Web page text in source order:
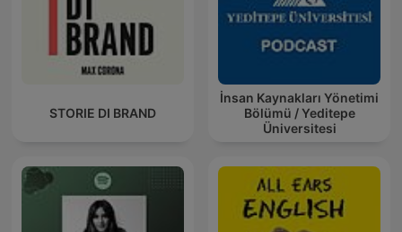
STORIE DI BRAND
İnsan Kaynakları Yönetimi
Bölümü / Yeditepe
Üniversitesi